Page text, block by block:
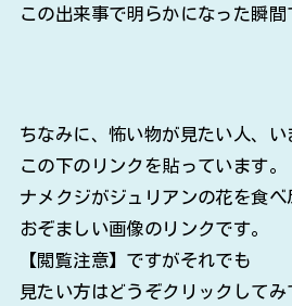
この出来事で明らかになった瞬間
ちなみに、怖い物が見たい人、
この下のリンクを貼っています。
ナメクジがジュリアンの花を食べ
おぞましい画像のリンクです。
【閲覧注意】ですがそれでも
見たい方はどうぞクリックしてみ